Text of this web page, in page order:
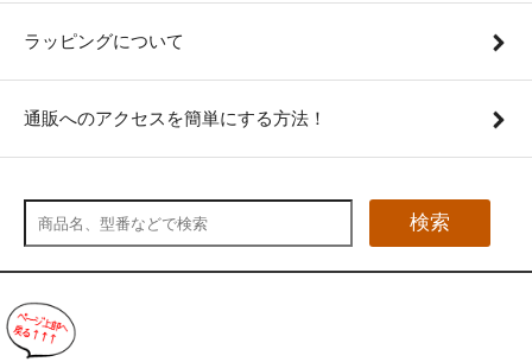
ラッピングについて
通販へのアクセスを簡単にする方法！
検索